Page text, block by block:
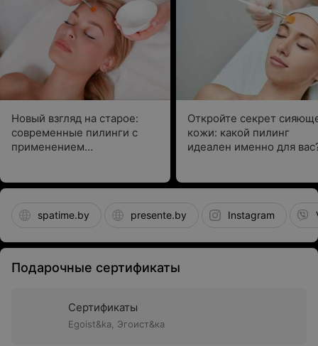
Новый взгляд на старое:
современные пилинги с
применением
Откройте секрет
кожи: какой пилинг
идеален именно для
spatime.by presente.by Instagram
Подарочные сертификаты
Сертификаты
Egoist&ka, Эгоист&ка